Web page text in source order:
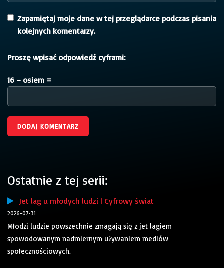
Zapamiętaj moje dane w tej przeglądarce podczas pisania
kolejnych komentarzy.
Proszę wpisać odpowiedź cyframi:
16 − osiem =
Ostatnie z tej serii:
Jet lag u młodych ludzi | Cyfrowy świat
2026-07-31
Młodzi ludzie powszechnie zmagają się z jet lagiem
spowodowanym nadmiernym używaniem mediów
społecznościowych.